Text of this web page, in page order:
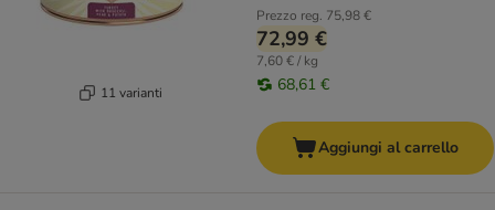
11 varianti
Prezzo reg. 75,98 €
72,99 €
7,60 € / kg
68,61 €
Aggiungi al carrello